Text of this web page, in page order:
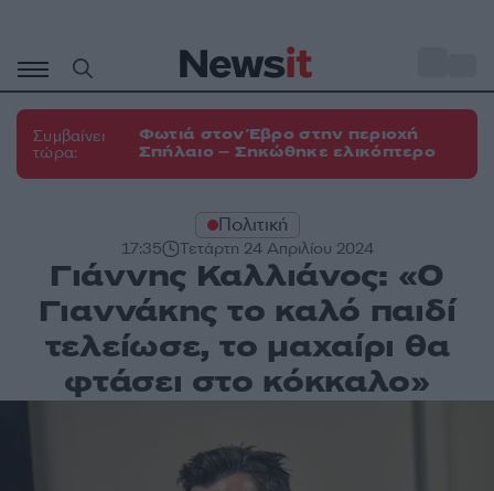
περιεχόμενο
Συμβαίνει
τώρα:
Φωτιά στον Έβρο στην περιοχή
Σπήλαιο – Σηκώθηκε ελικόπτερο
Πολιτική
17:35 Τετάρτη 24 Απριλίου 2024
Γιάννης Καλλιάνος: «Ο
Γιαννάκης το καλό παιδί
τελείωσε, το μαχαίρι θα
φτάσει στο κόκκαλο»